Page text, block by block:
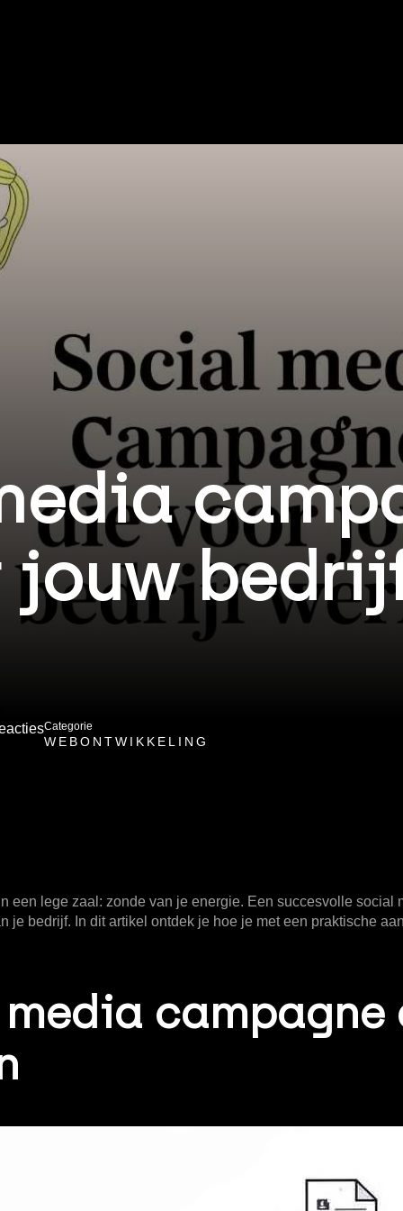
jouw
Categorie
WEBONTWIKKELING
een lege zaal: zonde van je energie. Een succesvolle social
je bedrijf. In dit artikel ontdek je hoe je met een praktische
campagne